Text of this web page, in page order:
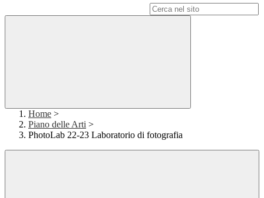
Home >
Piano delle Arti >
PhotoLab 22-23 Laboratorio di fotografia